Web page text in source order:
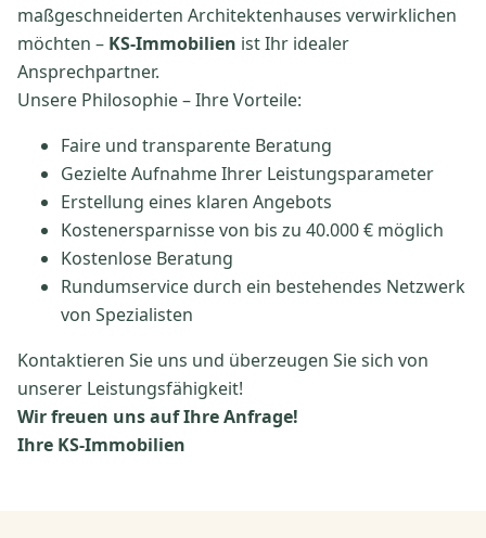
maßgeschneiderten Architektenhauses verwirklichen
möchten – KS-Immobilien ist Ihr idealer
Ansprechpartner.
Unsere Philosophie – Ihre Vorteile:
Faire und transparente Beratung
Gezielte Aufnahme Ihrer Leistungsparameter
Erstellung eines klaren Angebots
Kostenersparnisse von bis zu 40.000 € möglich
Kostenlose Beratung
Rundumservice durch ein bestehendes Netzwerk
von Spezialisten
Kontaktieren Sie uns und überzeugen Sie sich von
unserer Leistungsfähigkeit!
Wir freuen uns auf Ihre Anfrage!
Ihre KS-Immobilien